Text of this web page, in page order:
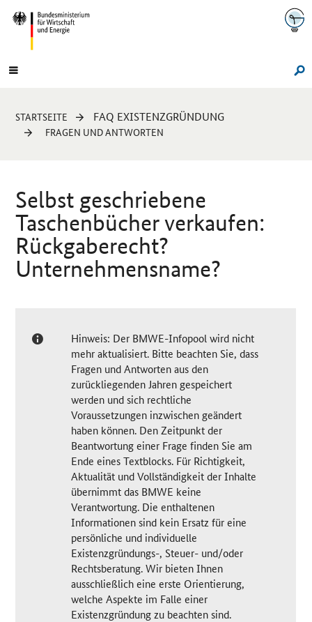
Navigation
Hauptmenü
Sie
sind
STARTSEITE FAQ EXISTENZGRÜNDUNG
FRAGEN UND ANTWORTEN
Selbst geschriebene
Taschenbücher verkaufen:
Rückgaberecht?
Unternehmensname?
Hinweis: Der BMWE-Infopool wird nicht
mehr aktualisiert. Bitte beachten Sie, dass
Fragen und Antworten aus den
zurückliegenden Jahren gespeichert
werden und sich rechtliche
Voraussetzungen inzwischen geändert
haben können. Den Zeitpunkt der
Beantwortung einer Frage finden Sie am
Ende eines Textblocks. Für Richtigkeit,
Aktualität und Vollständigkeit der Inhalte
übernimmt das BMWE keine
Verantwortung. Die enthaltenen
Informationen sind kein Ersatz für eine
persönliche und individuelle
Existenzgründungs-, Steuer- und/oder
Rechtsberatung. Wir bieten Ihnen
ausschließlich eine erste Orientierung,
welche Aspekte im Falle einer
Existenzgründung zu beachten sind.